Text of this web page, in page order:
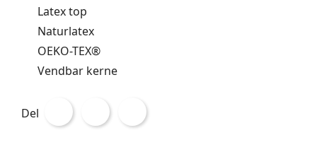
Latex top
Naturlatex
OEKO-TEX®
Vendbar kerne
Del